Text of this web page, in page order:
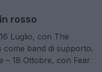
rosso
Luglio, con The
come band di supporto.
– 18 Ottobre, con Fear